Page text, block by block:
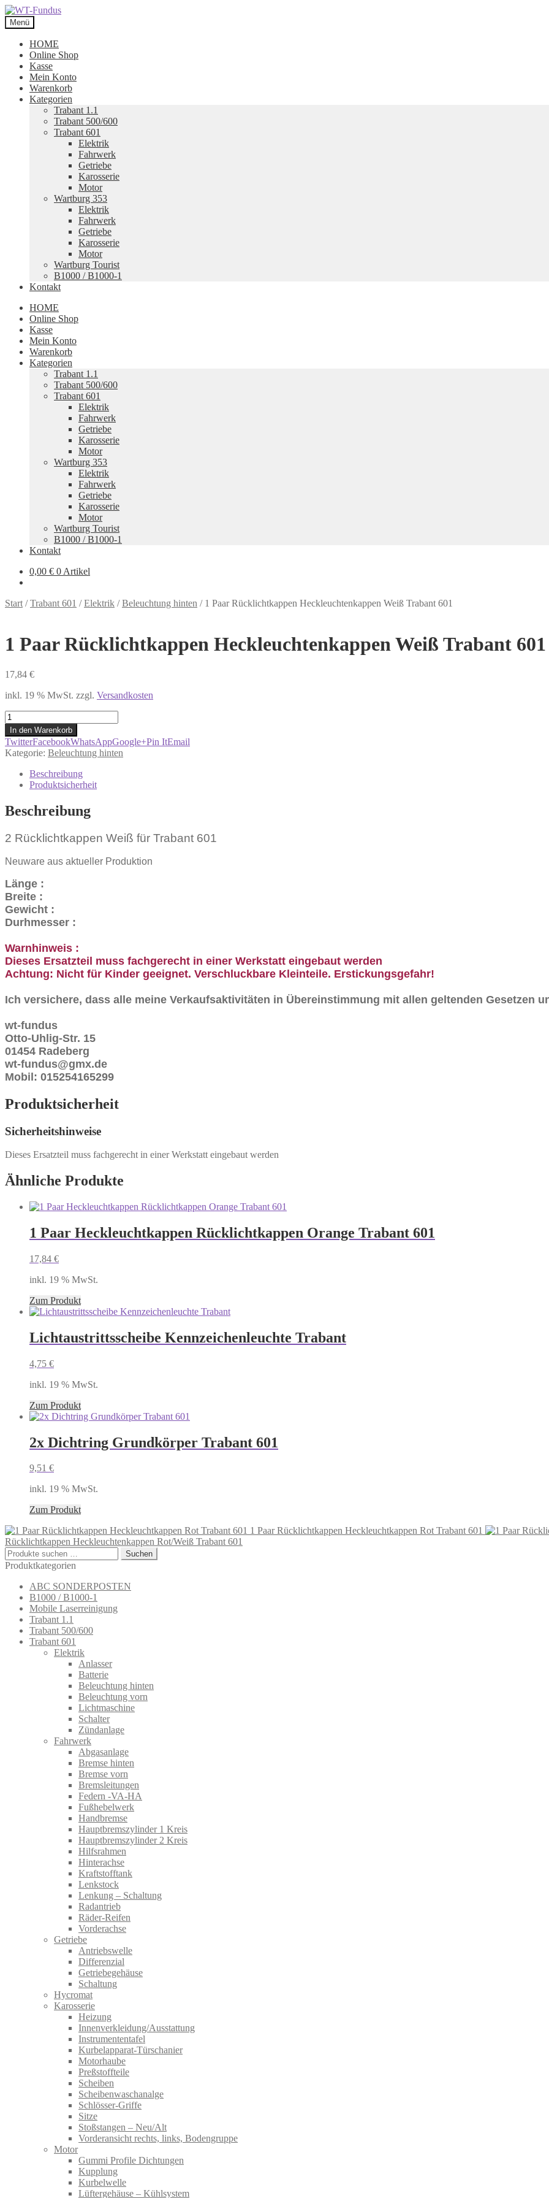
Zur
Navigation
springen
Zum
Inhalt
springen
Menü
HOME
Online Shop
Kasse
Mein Konto
Warenkorb
Kategorien
Trabant 1.1
Trabant 500/600
Trabant 601
Elektrik
Fahrwerk
Getriebe
Karosserie
Motor
Wartburg 353
Elektrik
Fahrwerk
Getriebe
Karosserie
Motor
Wartburg Tourist
B1000 / B1000-1
Kontakt
HOME
Online Shop
Kasse
Mein Konto
Warenkorb
Kategorien
Trabant 1.1
Trabant 500/600
Trabant 601
Elektrik
Fahrwerk
Getriebe
Karosserie
Motor
Wartburg 353
Elektrik
Fahrwerk
Getriebe
Karosserie
Motor
Wartburg Tourist
B1000 / B1000-1
Kontakt
0,00 € 0 Artikel
Start /Trabant 601 /Elektrik /Beleuchtung hinten / 1 Paar Rücklichtkappen Heckleuchtenkappen Weiß Trabant 601
1 Paar Rücklichtkappen Heckleuchtenkappen Weiß Trabant 601
17,84 €
inkl. 19 % MwSt. zzgl. Versandkosten
1
Paar
Rücklichtkappen
Heckleuchtenkappen
Weiß
Trabant
Menge
In den Warenkorb
TwitterFacebookWhatsAppGoogle+Pin ItEmail
Kategorie: Beleuchtung hinten
Beschreibung
Produktsicherheit
Beschreibung
2 Rücklichtkappen Weiß für Trabant 601
Neuware aus aktueller Produktion
Länge :
Breite :
Gewicht :
Durhmesser :
Warnhinweis :
Dieses Ersatzteil muss fachgerecht in einer Werkstatt eingebaut werden
Achtung: Nicht für Kinder geeignet. Verschluckbare Kleinteile. Erstickungsgefahr!
Ich versichere, dass alle meine Verkaufsaktivitäten in Übereinstimmung mit allen geltenden Gesetzen
wt-fundus
Otto-Uhlig-Str. 15
01454 Radeberg
wt-fundus@gmx.de
Mobil: 015254165299
Produktsicherheit
Sicherheitshinweise
Dieses Ersatzteil muss fachgerecht in einer Werkstatt eingebaut werden
Ähnliche Produkte
1 Paar Heckleuchtkappen Rücklichtkappen Orange Trabant 601
17,84 €
inkl. 19 % MwSt.
Zum Produkt
Lichtaustrittsscheibe Kennzeichenleuchte Trabant
4,75 €
inkl. 19 % MwSt.
Zum Produkt
2x Dichtring Grundkörper Trabant 601
9,51 €
inkl. 19 % MwSt.
Zum Produkt
1 Paar Rücklichtkappen Heckleuchtkappen Rot Trabant 601
Rücklichtkappen Heckleuchtenkappen Rot/Weiß Trabant 601
Suchen
nach:
Suchen
Produktkategorien
ABC SONDERPOSTEN
B1000 / B1000-1
Mobile Laserreinigung
Trabant 1.1
Trabant 500/600
Trabant 601
Elektrik
Anlasser
Batterie
Beleuchtung hinten
Beleuchtung vorn
Lichtmaschine
Schalter
Zündanlage
Fahrwerk
Abgasanlage
Bremse hinten
Bremse vorn
Bremsleitungen
Federn -VA-HA
Fußhebelwerk
Handbremse
Hauptbremszylinder 1 Kreis
Hauptbremszylinder 2 Kreis
Hilfsrahmen
Hinterachse
Kraftstofftank
Lenkstock
Lenkung – Schaltung
Radantrieb
Räder-Reifen
Vorderachse
Getriebe
Antriebswelle
Differenzial
Getriebegehäuse
Schaltung
Hycromat
Karosserie
Heizung
Innenverkleidung/Ausstattung
Instrumententafel
Kurbelapparat-Türschanier
Motorhaube
Preßstoffteile
Scheiben
Scheibenwaschanalge
Schlösser-Griffe
Sitze
Stoßstangen – Neu/Alt
Vorderansicht rechts, links, Bodengruppe
Motor
Gummi Profile Dichtungen
Kupplung
Kurbelwelle
Lüftergehäuse – Kühlsystem